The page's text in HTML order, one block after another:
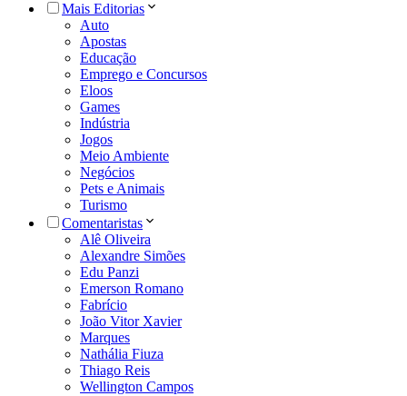
Mais Editorias
Auto
Apostas
Educação
Emprego e Concursos
Eloos
Games
Indústria
Jogos
Meio Ambiente
Negócios
Pets e Animais
Turismo
Comentaristas
Alê Oliveira
Alexandre Simões
Edu Panzi
Emerson Romano
Fabrício
João Vitor Xavier
Marques
Nathália Fiuza
Thiago Reis
Wellington Campos